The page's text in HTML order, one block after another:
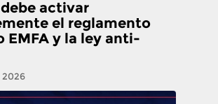
activar
el reglamento
EMFA y la ley anti-
2026